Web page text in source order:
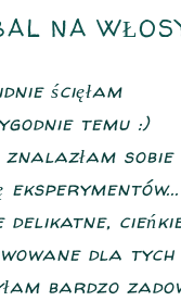
NA
ścięłam
temu :)
eksperymentów...
dla tych
bardzo